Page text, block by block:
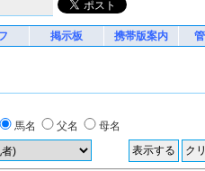
掲示板 携帯版案内
馬名 父名
母名